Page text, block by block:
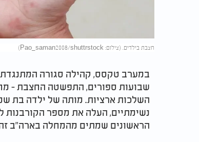
חצבת בילדים. (צילום: Pao_saman2008/shuttrstock)
במערב טקסס, קהילה סגורה
שבועות ספורים, התפשטה החצבת -
השלכות ארציות. מותה של ילדה בת
נשימתיים, העלה את מספר הקורבנות
הראשונים שמתים מהמחלה בארה"ב